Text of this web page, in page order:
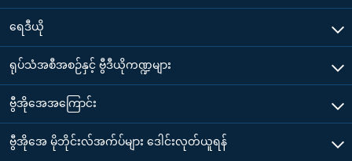
ရေဒီယို
ရုပ်သံအစီအစဉ်နှင့် ဗွီဒီယိုကဏ္ဍများ
ဗွီအိုအေအကြောင်း
ဗွီအိုအေ မိုဘိုင်းလ်အက်ပ်များ ဒေါင်းလုတ်ယူရန်